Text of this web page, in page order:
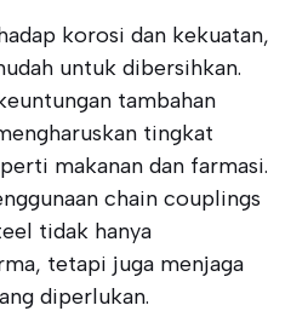
korosi dan kekuatan,
untuk dibersihkan.
tambahan
tingkat
makanan dan farmasi.
chain couplings
tidak hanya
tetapi juga menjaga
diperlukan.